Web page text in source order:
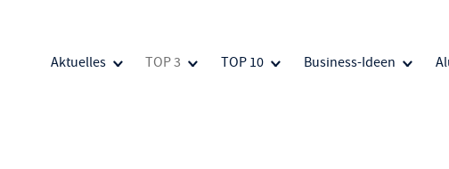
Aktuelles TOP 3 TOP 10 Business-Ideen